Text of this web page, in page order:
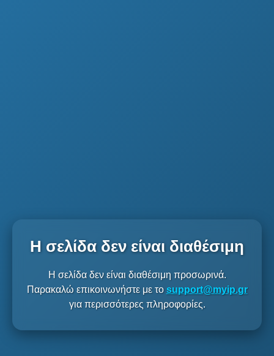
Η σελίδα δεν είναι διαθέσιμη
Η σελίδα δεν είναι διαθέσιμη προσωρινά.
Παρακαλώ επικοινωνήστε με το support@myip.gr
για περισσότερες πληροφορίες.